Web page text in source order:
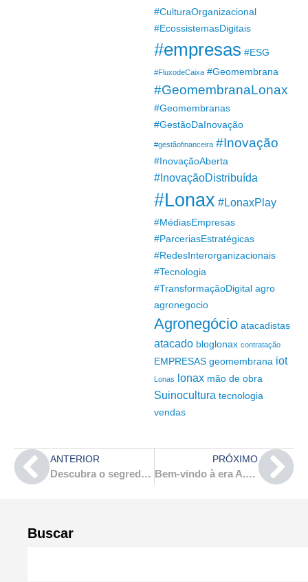
Buscar
#CulturaOrganizacional
#EcossistemasDigitais
#empresas #ESG
#FluxodeCaixa #Geomembrana
#GeomembranaLonax
#Geomembranas
#GestãoDaInovação
#gestãofinanceira #Inovação
#InovaçãoAberta
#InovaçãoDistribuída
#Lonax #LonaxPlay
#MédiasEmpresas
#ParceriasEstratégicas
#RedesInterorganizacionais
#Tecnologia
#TransformaçãoDigital agro
agronegocio
Agronegócio atacadistas
atacado bloglonax contratação
EMPRESAS geomembrana iot
Lonas lonax mão de obra
Suinocultura tecnologia
vendas
ANTERIOR
Descubra o segredo da Máquina de Vendas – Receita Previsível
PRÓXIMO
Bem-vindo à era A.I. First